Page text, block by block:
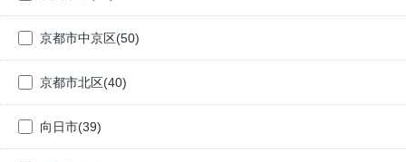
京都市中京区(50)
京都市北区(40)
向日市(39)